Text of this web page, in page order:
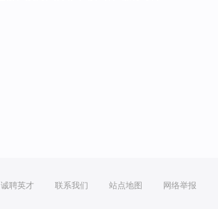
诚聘英才 联系我们 站点地图 网络举报